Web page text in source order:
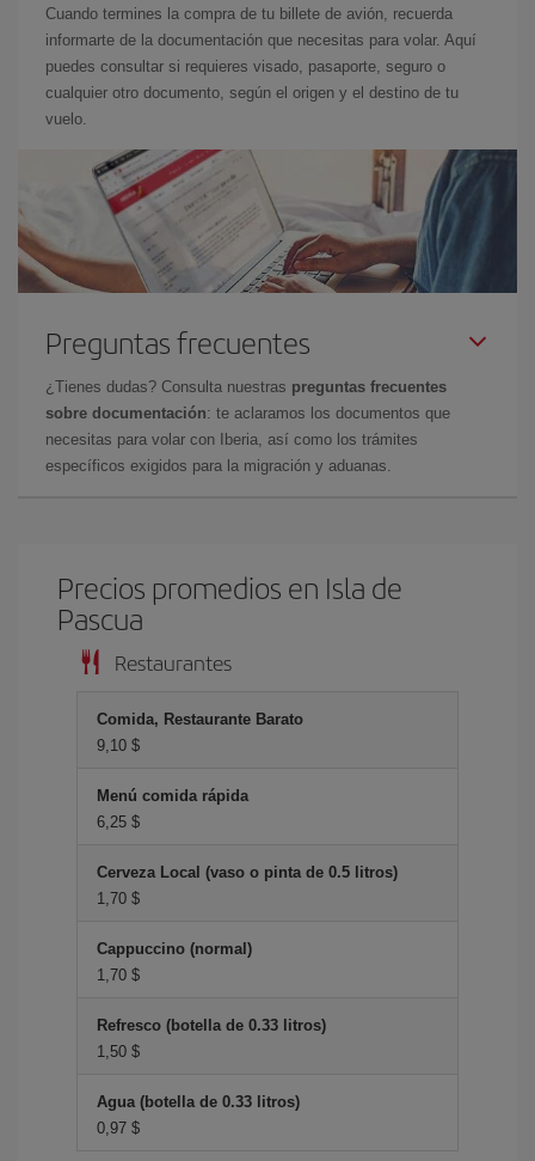
Cuando termines la compra de tu billete de avión, recuerda
informarte de la documentación que necesitas para volar. Aquí
puedes consultar si requieres visado, pasaporte, seguro o
cualquier otro documento, según el origen y el destino de tu
vuelo.
Preguntas frecuentes
¿Tienes dudas? Consulta nuestras preguntas frecuentes
sobre documentación: te aclaramos los documentos que
necesitas para volar con Iberia, así como los trámites
específicos exigidos para la migración y aduanas.
Precios promedios en Isla de
Pascua
Restaurantes
Comida, Restaurante Barato
9,10 $
Menú comida rápida
6,25 $
Cerveza Local (vaso o pinta de 0.5 litros)
1,70 $
Cappuccino (normal)
1,70 $
Refresco (botella de 0.33 litros)
1,50 $
Agua (botella de 0.33 litros)
0,97 $